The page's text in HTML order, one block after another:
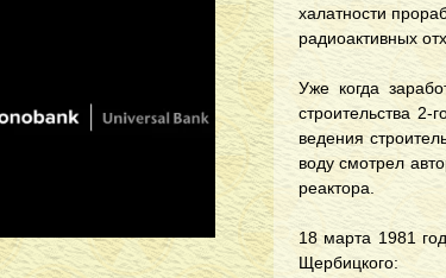
халатности
радиоактивных
Уже когда
строительства 2-
ведения
воду смотрел
реактора.
18 марта 1981
Щербицкого: